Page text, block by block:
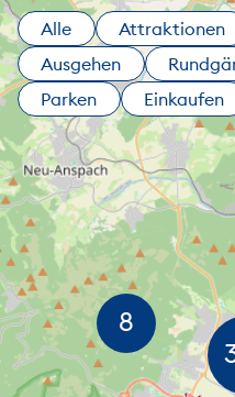
Alle Attraktionen
Ausgehen
Parken
Einkaufen